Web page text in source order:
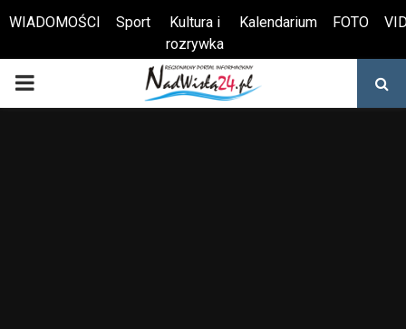
Otwórz pasek narzędzi
WIADOMOŚCI Sport
Kultura i
rozrywka
Kalendarium FOTO
PRIMARY